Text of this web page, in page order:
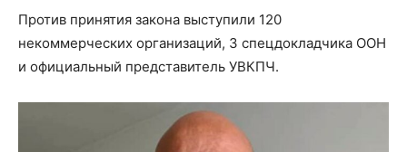
Против принятия закона выступили 120
некоммерческих организаций, 3 спецдокладчика ООН
и официальный представитель УВКПЧ.